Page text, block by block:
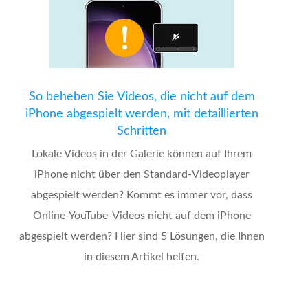
So beheben Sie Videos, die nicht auf dem
iPhone abgespielt werden, mit detaillierten
Schritten
Lokale Videos in der Galerie können auf Ihrem
iPhone nicht über den Standard-Videoplayer
abgespielt werden? Kommt es immer vor, dass
Online-YouTube-Videos nicht auf dem iPhone
abgespielt werden? Hier sind 5 Lösungen, die Ihnen
in diesem Artikel helfen.